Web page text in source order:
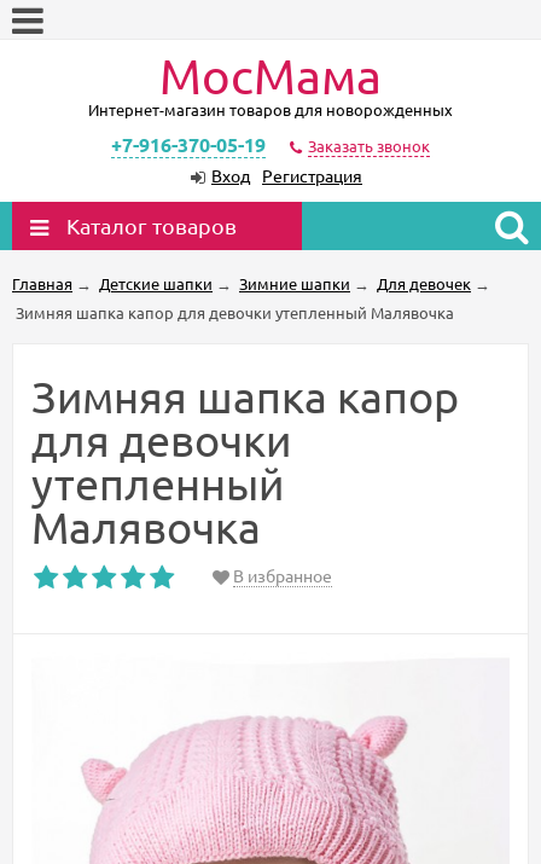
МосМама
Интернет-магазин товаров для новорожденных
+7-916-370-05-19 Заказать звонок
Вход Регистрация
Каталог товаров
Главная → Детские шапки → Зимние шапки → Для девочек →
Зимняя шапка капор для девочки утепленный Малявочка
Зимняя шапка капор
для девочки
утепленный
Малявочка
В избранное